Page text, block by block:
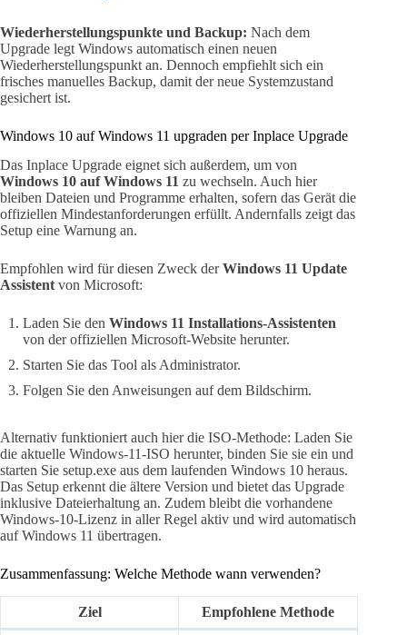
Wiederherstellungspunkte und Backup: Nach dem
Upgrade legt Windows automatisch einen neuen
Wiederherstellungspunkt an. Dennoch empfiehlt sich ein
frisches manuelles Backup, damit der neue Systemzustand
gesichert ist.
Windows 10 auf Windows 11 upgraden per Inplace Upgrade
Das Inplace Upgrade eignet sich außerdem, um von
Windows 10 auf Windows 11 zu wechseln. Auch hier
bleiben Dateien und Programme erhalten, sofern das Gerät die
offiziellen Mindestanforderungen erfüllt. Andernfalls zeigt das
Setup eine Warnung an.
Empfohlen wird für diesen Zweck derWindows 11 Update
Assistentvon Microsoft:
Laden Sie den Windows 11 Installations-Assistenten
von der offiziellen Microsoft-Website herunter.
Starten Sie das Tool als Administrator.
Folgen Sie den Anweisungen auf dem Bildschirm.
Alternativ funktioniert auch hier die ISO-Methode: Laden Sie
die aktuelle Windows-11-ISO herunter, binden Sie sie ein und
starten Sie setup.exe aus dem laufenden Windows 10 heraus.
Das Setup erkennt die ältere Version und bietet das Upgrade
inklusive Dateierhaltung an. Zudem bleibt die vorhandene
Windows-10-Lizenz in aller Regel aktiv und wird automatisch
auf Windows 11 übertragen.
Zusammenfassung: Welche Methode wann verwenden?
Ziel Empfohlene Methode